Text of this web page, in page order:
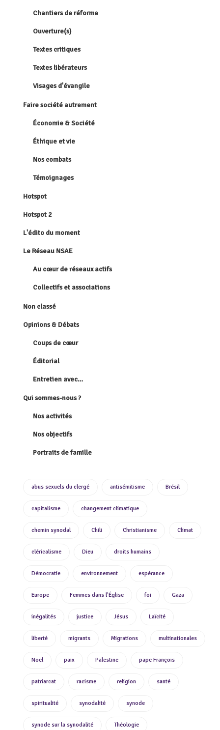
Chantiers de réforme
Ouverture(s)
Textes critiques
Textes libérateurs
Visages d'évangile
Faire société autrement
Économie & Société
Éthique et vie
Nos combats
Témoignages
Hotspot
Hotspot 2
L'édito du moment
Le Réseau NSAE
Au cœur de réseaux actifs
Collectifs et associations
Non classé
Opinions & Débats
Coups de cœur
Éditorial
Entretien avec…
Qui sommes-nous ?
Nos activités
Nos objectifs
Portraits de famille
abus sexuels du clergé antisémitisme Brésil
capitalisme changement climatique
chemin synodal Chili Christianisme Climat
cléricalisme Dieu droits humains
Démocratie environnement espérance
Europe Femmes dans l'Église foi Gaza
inégalités justice Jésus Laïcité
liberté migrants Migrations multinationales
Noël paix Palestine pape François
patriarcat racisme religion santé
spiritualité synodalité synode
synode sur la synodalité Théologie